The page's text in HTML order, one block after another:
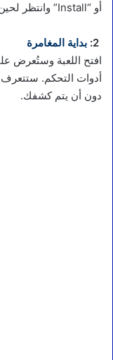
أو “Install” وانتظر لحين الانتهاء من التنزيل.
بداية المغامرة
افتح اللعبة وستُعرض
أدوات التحكم. ستتعرف
دون أن يتم كشفك.